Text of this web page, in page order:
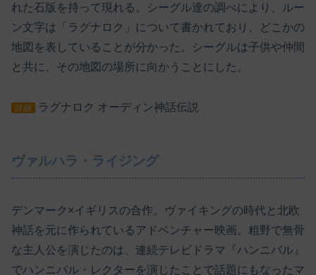
れた石版を持って現れる。シーグル達の調べにより、ルー
ン文字は「ラグナロク」について書かれており、どこかの
地図を表していることが分かった。シーグルは子供や仲間
と共に、その地図の場所に向かうことにした。
詳細 ラグナロク オーディン神話伝説
ヴァルハラ・ライジング
デンマーク×イギリスの合作。ヴァイキングの時代と北欧
神話を元に作られているアドベンチャー映画。粗野で無骨
な主人公を演じたのは、連続テレビドラマ『ハンニバル』
でハンニバル・レクターを演じたことで話題にもなったマ